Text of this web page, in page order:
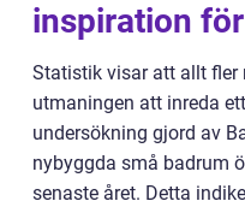
inspiration
Statistik visar att allt
utmaningen att inreda
undersökning gjord av
nybyggda små badrum
senaste året. Detta